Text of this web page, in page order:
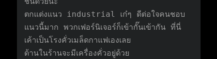
ตกแต่งแนว industrial เก๋ๆ ดีต่อใจคนชอบ
แนวนี้มาก พวกเฟอร์นิเจอร์ก็เข้ากั๊นเข้ากัน ที่นี่
เค้าเป็นโรงคั่วเมล็ดกาแฟเองเลย
ด้านในร้านจะมีเครื่องคั่วอยู่ด้วย